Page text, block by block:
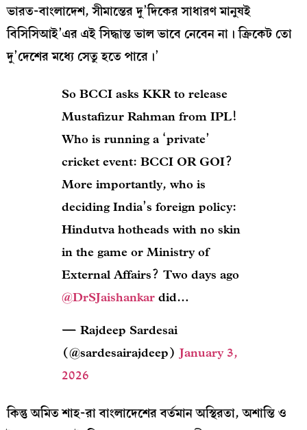
ভারত-বাংলাদেশ, সীমান্তের দু’দিকের সাধারণ মানুষই
বিসিসিআই’এর এই সিদ্ধান্ত ভাল ভাবে নেবেন না। ক্রিকেট তো
দু’দেশের মধ‍্যে সেতু হতে পারে।’
So BCCI asks KKR to release
Mustafizur Rahman from IPL!
Who is running a ‘private’
cricket event: BCCI OR GOI?
More importantly, who is
deciding India’s foreign policy:
Hindutva hotheads with no skin
in the game or Ministry of
External Affairs? Two days ago
@DrSJaishankardid…
— Rajdeep Sardesai
(@sardesairajdeep)January 3,
2026
কিন্তু অমিত শাহ-রা বাংলাদেশের বর্তমান অস্থিরতা, অশান্তি ও